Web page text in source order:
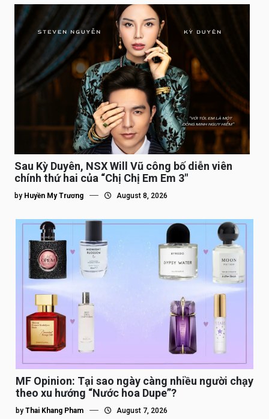
Sau Kỳ Duyên, NSX Will Vũ công bố diễn viên
chính thứ hai của “Chị Chị Em Em 3″
by Huyền My Trương August 8, 2026
MF Opinion: Tại sao ngày càng nhiều người chạy
theo xu hướng “Nước hoa Dupe”?
by Thai Khang Pham August 7, 2026